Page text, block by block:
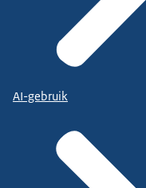
AI-gebruik